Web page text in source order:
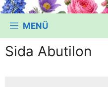
MENÜ
Sida Abutilon